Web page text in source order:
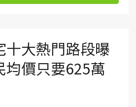
十大熱門路段曝
均價只要625萬